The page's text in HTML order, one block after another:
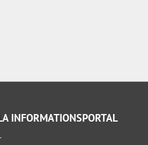
INFORMATIONSPORTAL